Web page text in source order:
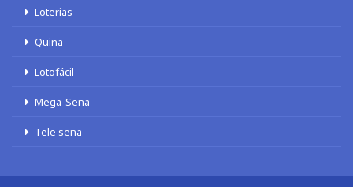
Loterias
Quina
Lotofácil
Mega-Sena
Tele sena